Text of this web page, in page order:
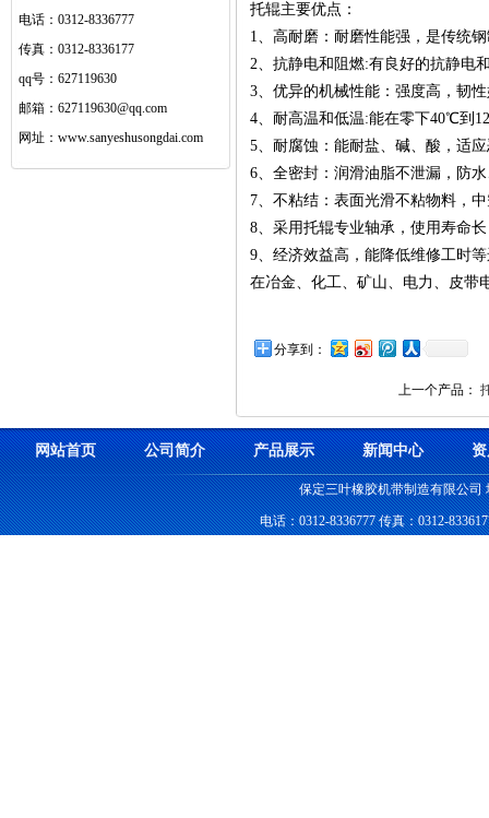
电话：0312-8336777
传真：0312-8336177
qq号：627119630
邮箱：627119630@qq.com
网址：www.sanyeshusongdai.com
托辊主要优点：
1、高耐磨：耐磨性能强，是传统
2、抗静电和阻燃:有良好的抗静电
3、优异的机械性能：强度高，韧
4、耐高温和低温:能在零下40℃到
5、耐腐蚀：能耐盐、碱、酸，适
6、全密封：润滑油脂不泄漏，防
7、不粘结：表面光滑不粘物料，
8、采用托辊专业轴承，使用寿命
9、经济效益高，能降低维修工时
在冶金、化工、矿山、电力、皮带
分享到：
上一个产品：
网站首页 公司简介 产品展示 新闻中心
保定三叶橡胶机带制造有限公
电话：0312-8336777 传真：0312-